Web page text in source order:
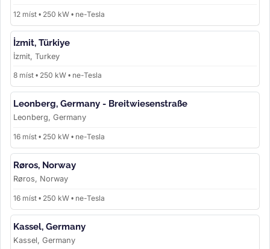
12 míst • 250 kW • ne-Tesla
İzmit, Türkiye
İzmit, Turkey
8 míst • 250 kW • ne-Tesla
Leonberg, Germany - Breitwiesenstraße
Leonberg, Germany
16 míst • 250 kW • ne-Tesla
Røros, Norway
Røros, Norway
16 míst • 250 kW • ne-Tesla
Kassel, Germany
Kassel, Germany